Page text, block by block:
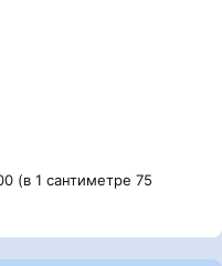
(в 1 сантиметре 75